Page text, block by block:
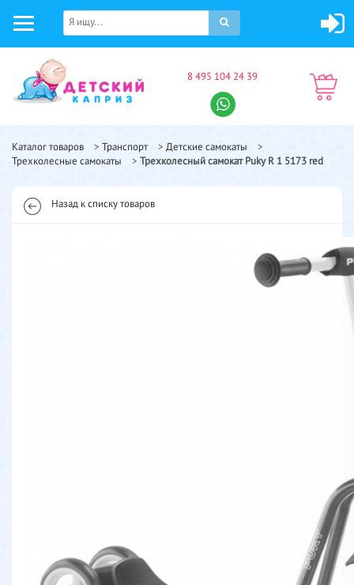
8 495 104 24 39
Каталог товаров > Транспорт > Детские самокаты
>
Трехколесные самокаты
> Трехколесный самокат Puky R 1 5173 red
Назад к списку товаров